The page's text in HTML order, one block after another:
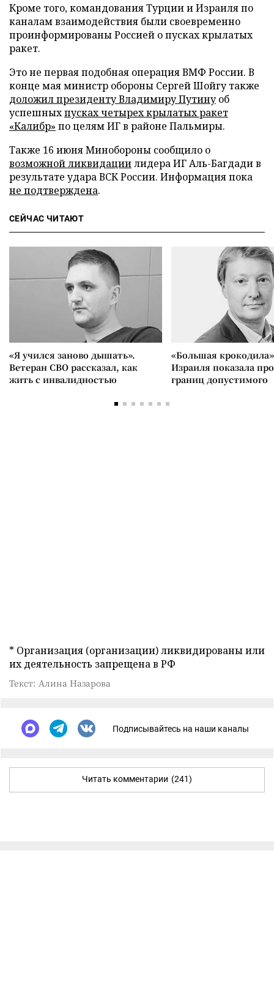
Кроме того, командования Турции и Израиля по
каналам взаимодействия были своевременно
проинформированы Россией о пусках крылатых
ракет.
Это не первая подобная операция ВМФ России. В
конце мая министр обороны Сергей Шойгу также
доложил президенту Владимиру Путинуоб
успешныхпусках четырех крылатых ракет
«Калибр» по целям ИГ в районе Пальмиры.
Также 16 июня Минобороны сообщило о
возможной ликвидациилидера ИГ Аль-Багдади в
результате удара ВСК России. Информация пока
не подтверждена.
СЕЙЧАС ЧИТАЮТ
«Я учился заново дышать».
Ветеран СВО рассказал, как
жить с инвалидностью
«Большая
Израиля показала
границ допустимого
* Организация (организации) ликвидированы или
их деятельность запрещена в РФ
Текст: Алина Назарова
Подписывайтесь на наши каналы
Читать комментарии (241)